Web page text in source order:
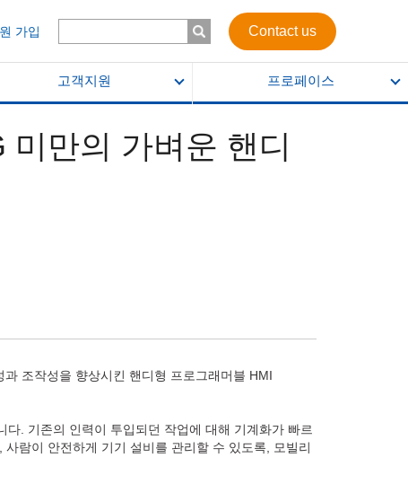
가입 Contact us
고객지원 프로페이스
만의 가벼운 핸디
조작성을 향상시킨 핸디형 프로그래머블 HMI
. 기존의 인력이 투입되던 작업에 대해 기계화가 빠르
람이 안전하게 기기 설비를 관리할 수 있도록, 모빌리